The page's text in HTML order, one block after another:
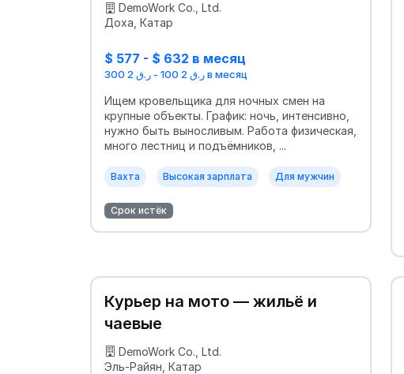
DemoWork Co., Ltd.
Доха, Катар
$ 577 - $ 632 в месяц
ر.ق 2 100 - ر.ق 2 300 в месяц
Ищем кровельщика для ночных смен на
крупные объекты. График: ночь, интенсивно,
нужно быть выносливым. Работа физическая,
много лестниц и подъёмников, ...
Вахта Высокая зарплата Для мужчин
Срок истёк
Курьер на мото — жильё и
чаевые
DemoWork Co., Ltd.
Эль-Райян, Катар